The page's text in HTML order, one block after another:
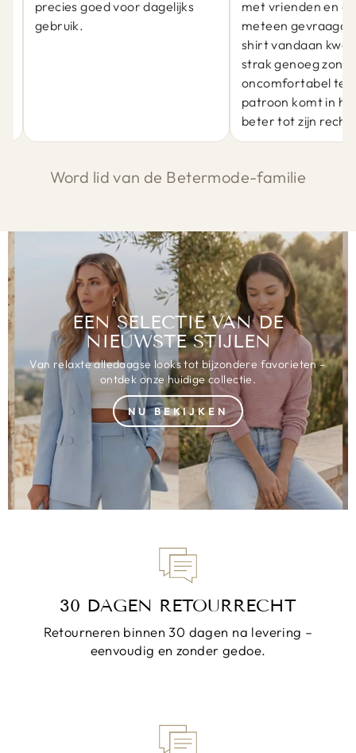
precies goed voor dagelijks
gebruik.
met vrienden en
meteen gevraagd
shirt vandaan
strak genoeg
oncomfortabel te
patroon komt in
beter tot zijn recht.
Word lid van de Betermode-familie
EEN SELECTIE VAN DE
NIEUWSTE STIJLEN
Van relaxte alledaagse looks tot bijzondere favorieten –
ontdek onze huidige collectie.
NU BEKIJKEN
30 DAGEN RETOURRECHT
Retourneren binnen 30 dagen na levering –
eenvoudig en zonder gedoe.